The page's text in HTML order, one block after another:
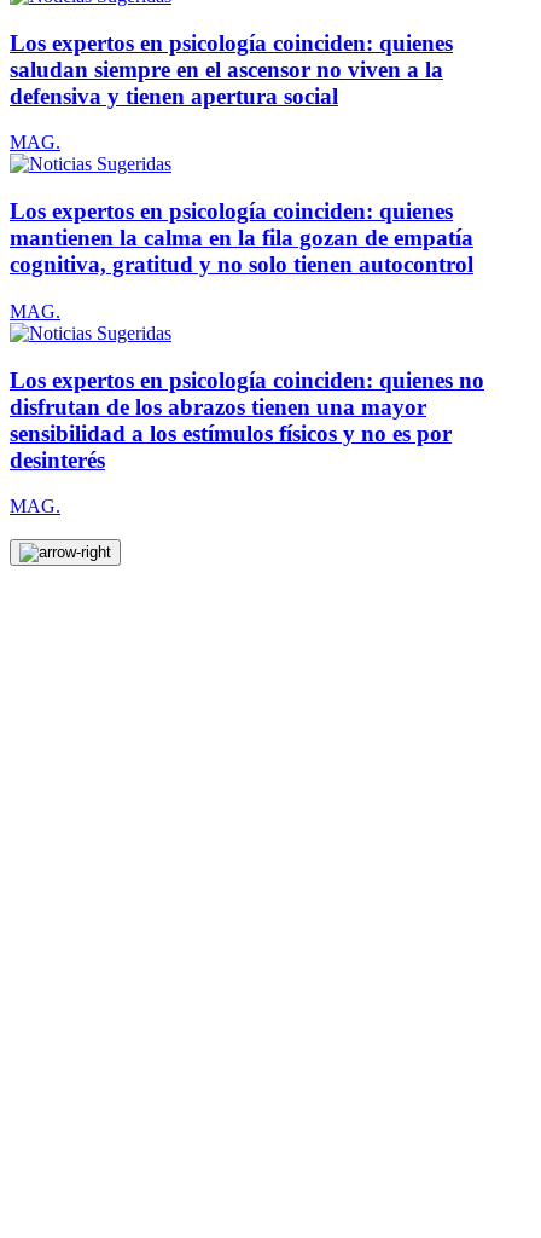
Los expertos en psicología coinciden: quienes
saludan siempre en el ascensor no viven a la
defensiva y tienen apertura social
MAG.
Los expertos en psicología coinciden: quienes
mantienen la calma en la fila gozan de empatía
cognitiva, gratitud y no solo tienen autocontrol
MAG.
Los expertos en psicología coinciden: quienes no
disfrutan de los abrazos tienen una mayor
sensibilidad a los estímulos físicos y no es por
desinterés
MAG.